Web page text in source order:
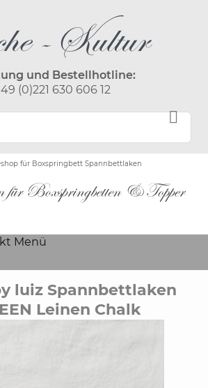
und Bestellhotline:
(0)221 630 606 12
für Boxspringbett Spannbettlaken
Menü
luiz Spannbettlaken
Leinen Chalk